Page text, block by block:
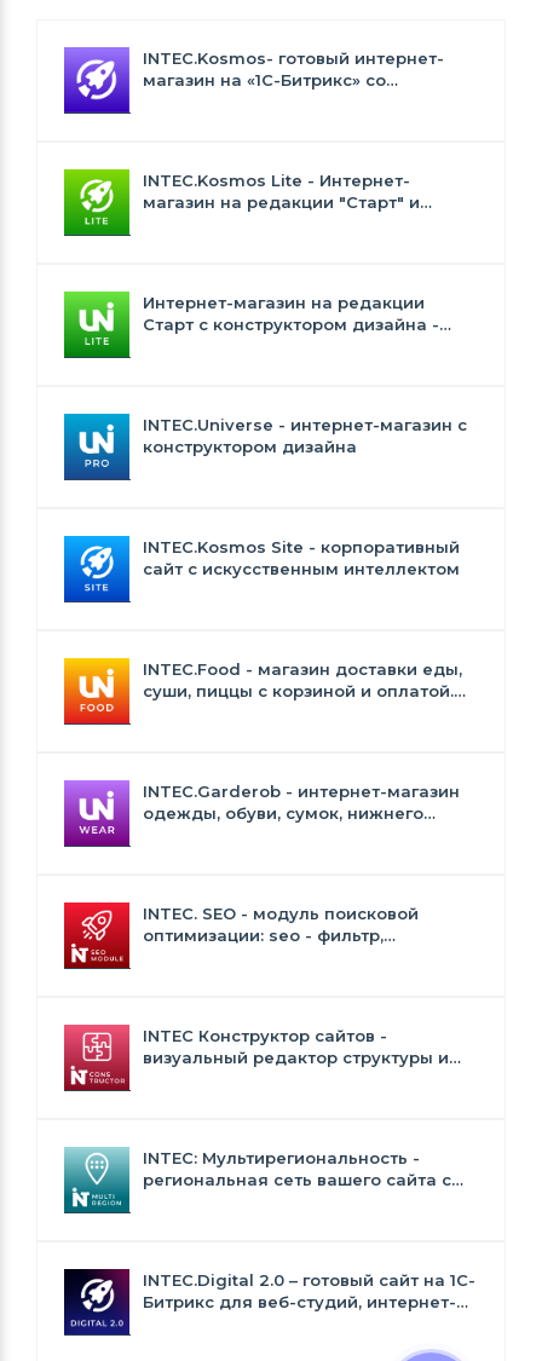
INTEC.Kosmos- готовый интернет-
магазин на «1С-Битрикс» со
INTEC.Kosmos Lite - Интернет-
магазин на редакции "Старт" и
Интернет-магазин на редакции
Старт с конструктором дизайна -
INTEC.Universe - интернет-магазин с
конструктором дизайна
INTEC.Kosmos Site - корпоративный
сайт с искусственным интеллектом
INTEC.Food - магазин доставки еды,
суши, пиццы с корзиной и оплатой.
INTEC.Garderob - интернет-магазин
одежды, обуви, сумок, нижнего
INTEC. SEO - модуль поисковой
оптимизации: seo - фильтр,
INTEC Конструктор сайтов -
визуальный редактор структуры и
INTEC: Мультирегиональность -
региональная сеть вашего сайта с
INTEC.Digital 2.0 – готовый сайт на 1C-
Битрикс для веб-студий, интернет-